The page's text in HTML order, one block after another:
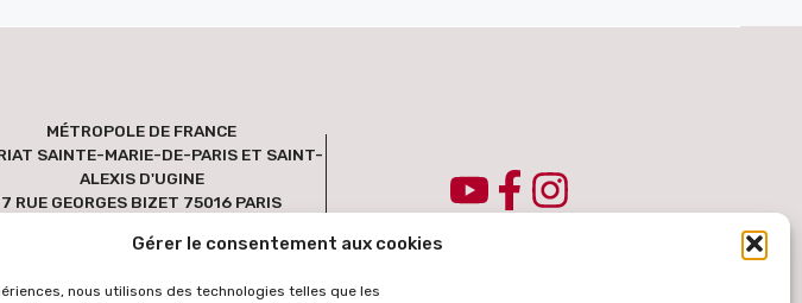
Gérer le consentement aux cookies
nous utilisons des technologies telles que les
MÉTROPOLE DE FRANCE
SAINTE-MARIE-DE-PARIS ET SAINT-
ALEXIS D'UGINE
7 RUE GEORGES BIZET 75016 PARIS